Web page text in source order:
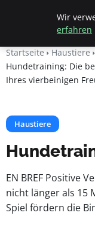
Apemania
Startseite
Haustiere
Hundetraining: Die
Ihres vierbeinigen
Haustiere
EN BREF Positive
nicht länger als 15
Spiel fördern die
Wir
erfahren